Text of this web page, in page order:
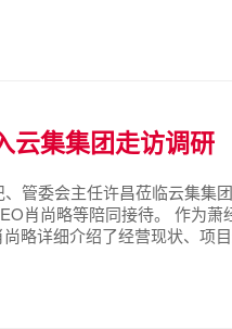
云集集团走访调研
管委会主任许昌莅临云集集
肖尚略等陪同接待。 作为
略详细介绍了经营现状、项